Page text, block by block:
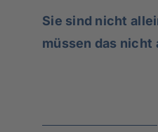
Sie sind nicht
müssen das nicht